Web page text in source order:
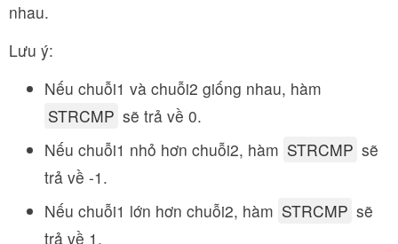
nhau.
Lưu ý:
Nếu chuỗi1 và chuỗi2 giống nhau, hàm
STRCMP sẽ trả về 0.
Nếu chuỗi1 nhỏ hơn chuỗi2, hàm STRCMP sẽ
trả về -1.
Nếu chuỗi1 lớn hơn chuỗi2, hàm STRCMP sẽ
trả về 1.